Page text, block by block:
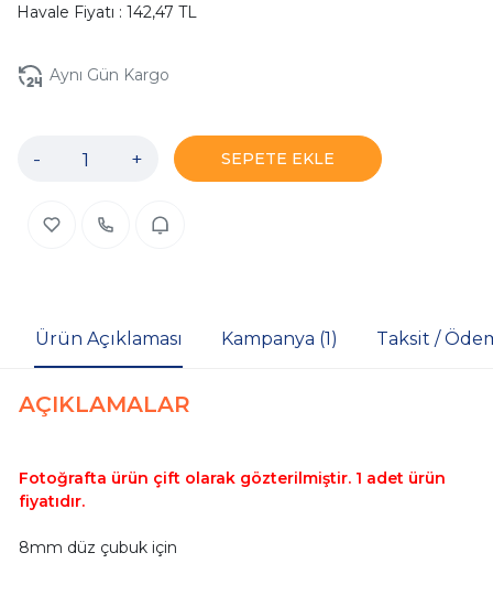
Havale Fiyatı : 142,47 TL
Aynı Gün Kargo
- + SEPETE EKLE
Ürün Açıklaması Kampanya (1) Taksit /
AÇIKLAMALAR
Fotoğrafta ürün çift olarak gözterilmiştir. 1 adet ürün
fiyatıdır.
8mm düz çubuk için